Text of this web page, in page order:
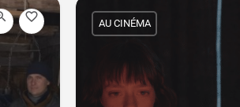
AU CINÉMA